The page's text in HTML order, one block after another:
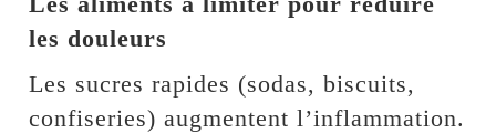
les douleurs
Les sucres rapides (sodas, biscuits,
confiseries) augmentent l’inflammation.